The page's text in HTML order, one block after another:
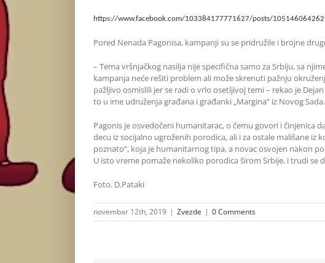
https://www.facebook.com/103384177771627/posts/
Pored Nenada Pagonisa, kampanji su se pridružile i brojne
– Tema vršnjačkog nasilja nije specifična samo za Srbiju, sa
kampanja neće rešiti problem ali može skrenuti pažnju
pažljivo osmislili jer se radi o vrlo osetljivoj temi – rekao je
to u ime udruženja građana i građanki „Margina“ iz Novog Sada.
Pagonis je osvedočeni humanitarac, o čemu govori i činjenica
decu iz socijalno ugroženih porodica, ali i za ostale mališane iz
poznato“, koja je humanitarnog tipa, a novac osvojen nakon
U isto vreme pomaže nekoliko porodica širom Srbije, i trudi se
Foto. D.Pataki
novembar 12th, 2019 | Zvezde | 0 Comments